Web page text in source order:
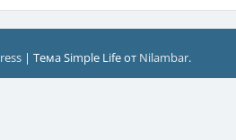
| Тема Simple Life от Nilambar.